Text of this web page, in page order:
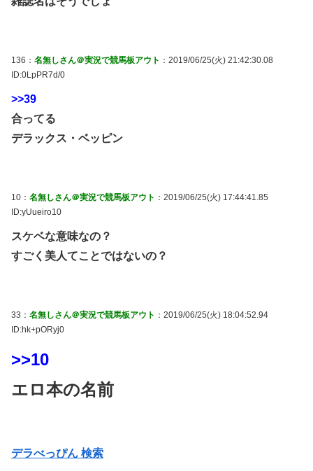
136： 名無しさん＠実況で競馬板アウト ：2019/06/25(火) 21:42:30.08
ID:0LpPR7d/0
>>39
合ってる
デラックス・ベッピン
10： 名無しさん＠実況で競馬板アウト ：2019/06/25(火) 17:44:41.85
ID:yUueiro10
スケベな意味なの？
すごく美人てことではないの？
33： 名無しさん＠実況で競馬板アウト ：2019/06/25(火) 18:04:52.94
ID:hk+pORyj0
>>10
エロ本の名前
デラべっぴん 検索